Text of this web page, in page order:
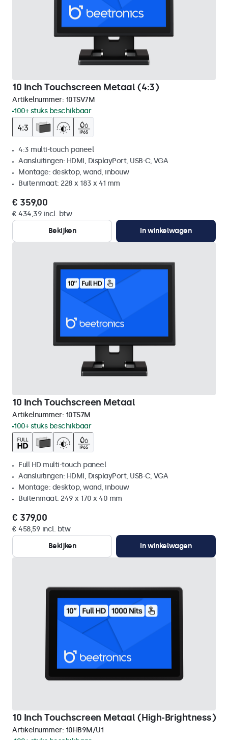
10 Inch Touchscreen Metaal (4:3)
Artikelnummer: 10TSV7M
100+ stuks beschikbaar
4:3 multi-touch paneel
Aansluitingen: HDMI, DisplayPort, USB-C, VGA
Montage: desktop, wand, inbouw
Buitenmaat: 228 x 183 x 41 mm
€ 359,00
€ 434,39 incl. btw
Bekijken
In winkelwagen
10 Inch Touchscreen Metaal
Artikelnummer: 10TS7M
100+ stuks beschikbaar
Full HD multi-touch paneel
Aansluitingen: HDMI, DisplayPort, USB-C, VGA
Montage: desktop, wand, inbouw
Buitenmaat: 249 x 170 x 40 mm
€ 379,00
€ 458,59 incl. btw
Bekijken
In winkelwagen
10 Inch Touchscreen Metaal (High-Brightness)
Artikelnummer: 10HB9M/U1